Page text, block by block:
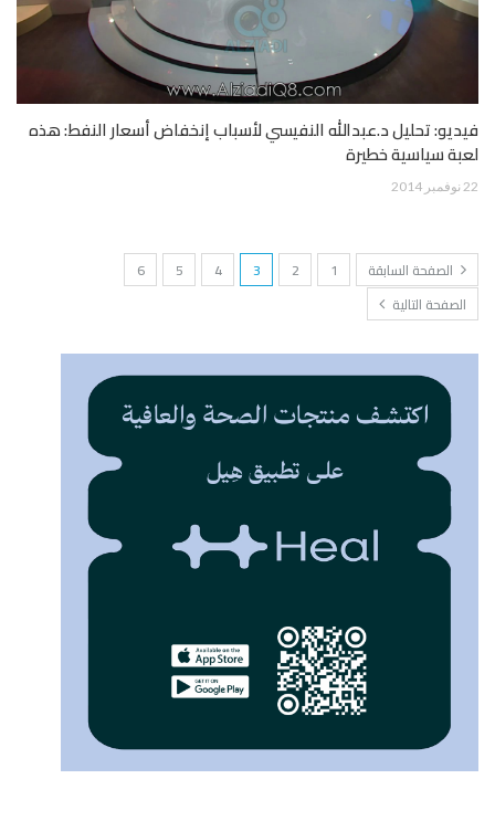
فيديو: تحليل د.عبدالله النفيسي لأسباب إنخفاض أسعار النفط: هذه
لعبة سياسية خطيرة
22 نوفمبر 2014
الصفحة السابقة 1
2
3
4
5
6
الصفحة التالية